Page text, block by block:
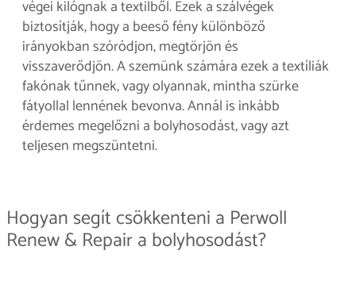
végei kilógnak a textilből. Ezek a szálvégek
biztosítják, hogy a beeső fény különböző
irányokban szóródjon, megtörjön és
visszaverődjön. A szemünk számára ezek a textíliák
fakónak tűnnek, vagy olyannak, mintha szürke
fátyollal lennének bevonva. Annál is inkább
érdemes megelőzni a bolyhosodást, vagy azt
teljesen megszüntetni.
Hogyan segít csökkenteni a Perwoll
Renew & Repair a bolyhosodást?